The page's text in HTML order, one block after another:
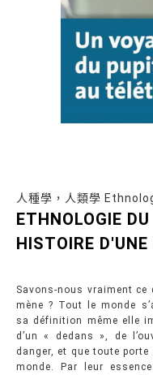
人種學，人類學
ETHNOLOGIE
HISTOIRE
Savons-nous vraiment ce
mène ? Tout le monde
sa définition même elle
d’un « dedans », de
danger, et que toute
monde. Par leur